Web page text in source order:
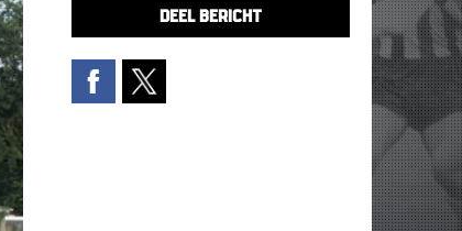
DEEL BERICHT